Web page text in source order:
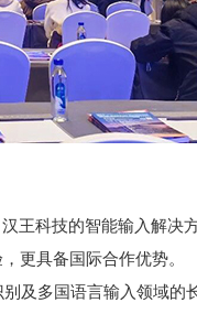
科技的智能输入解决
更具备国际合作优势。
多国语言输入领域的